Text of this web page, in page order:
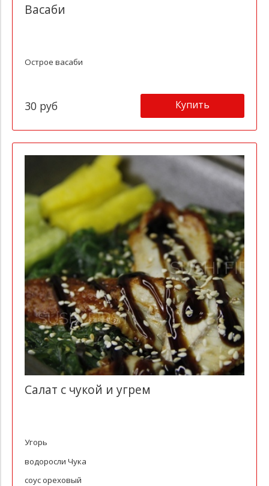
Васаби
Острое васаби
30 руб Купить
Салат с чукой и угрем
Угорь
водоросли Чука
соус ореховый